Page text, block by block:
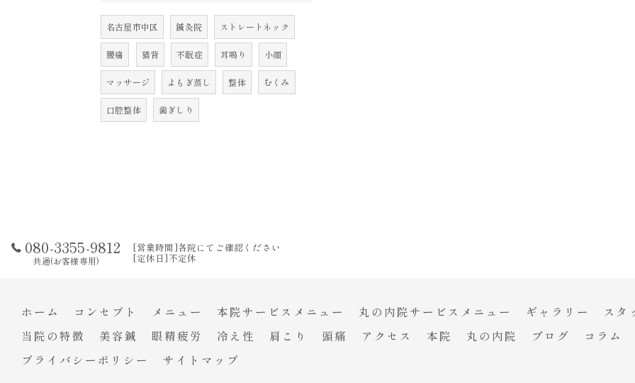
名古屋市中区 鍼灸院 ストレートネック
腰痛 猫背 不眠症 耳鳴り 小顔
マッサージ よもぎ蒸し 整体 むくみ
口腔整体 歯ぎしり
080-3355-9812
共通(お客様専用)
[営業時間]各院にてご確認ください
[定休日]不定休
ホーム コンセプト メニュー 本院サービスメニュー 丸の内院サービスメニュー ギャラリー
スタ
当院の特徴
美容鍼 眼精疲労 冷え性 肩こり 頭痛 アクセス 本院 丸の内院 ブログ
コラム
プライバシーポリシー
サイトマップ